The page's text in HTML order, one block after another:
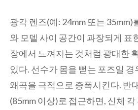
광각 렌즈(예: 24mm 또는 35mm)
와 모델 사이 공간이 과장되게 표
장에서 느껴지는 것처럼 광대한
있다. 선수가 몸을 뻗는 포즈일
왜곡을 극적으로 증폭시킨다. 반
(85mm 이상)로 접근하면, 신체